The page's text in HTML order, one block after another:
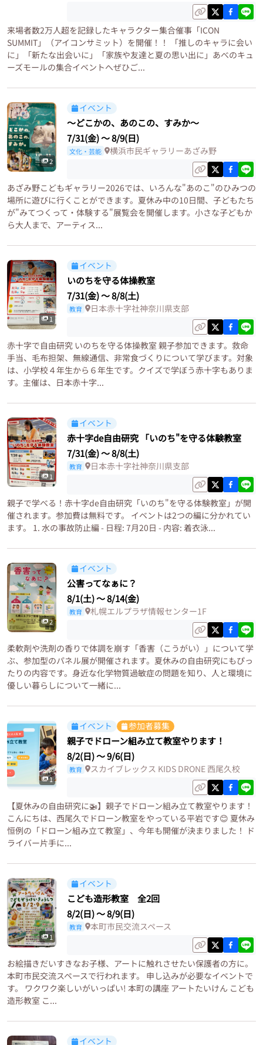
来場者数2万人超を記録したキャラクター集合催事「ICON
SUMMIT」（アイコンサミット）を開催！！ 「推しのキャラに会い
に」「新たな出会いに」「家族や友達と夏の思い出に」あべのキュ
ーズモールの集合イベントへぜひご...
2
イベント
〜どこかの、あのこの、すみか〜
7/31(金)〜8/9(日)
文化・芸能 横浜市民ギャラリーあざみ野
あざみ野こどもギャラリー2026では、いろんな"あのこ"のひみつの
場所に遊びに行くことができます。夏休み中の10日間、子どもたち
が"みてつくって・体験する"展覧会を開催します。小さな子どもか
ら大人まで、アーティス...
1
イベント
いのちを守る体操教室
7/31(金)〜8/8(土)
教育 日本赤十字社神奈川県支部
赤十字で自由研究 いのちを守る体操教室 親子参加できます。救命
手当、毛布担架、無線通信、非常食づくりについて学びます。対象
は、小学校４年生から６年生です。クイズで学ぼう赤十字もありま
す。主催は、日本赤十字...
1
イベント
赤十字de自由研究 「いのち"を守る体験教室
7/31(金)〜8/8(土)
教育 日本赤十字社神奈川県支部
親子で学べる！赤十字de自由研究「いのち"を守る体験教室」が開
催されます。参加費は無料です。 イベントは2つの編に分かれてい
ます。 1. 水の事故防止編 - 日程: 7月20日 - 内容: 着衣泳...
2
イベント
公害ってなぁに？
8/1(土)〜8/14(金)
教育 札幌エルプラザ情報センター1F
柔軟剤や洗剤の香りで体調を崩す「香害（こうがい）」について学
ぶ、参加型のパネル展が開催されます。夏休みの自由研究にもぴっ
たりの内容です。身近な化学物質過敏症の問題を知り、人と環境に
優しい暮らしについて一緒に...
1
イベント 参加者募集
親子でドローン組み立て教室やります！
8/2(日)〜9/6(日)
教育 スカイブレックス KIDS DRONE 西尾久校
【夏休みの自由研究に🚁】親子でドローン組み立て教室やります！
こんにちは、西尾久でドローン教室をやっている平岩です😊 夏休み
恒例の「ドローン組み立て教室」、今年も開催が決まりました！ ド
ライバー片手に...
1
イベント
こども造形教室 全2回
8/2(日)〜8/9(日)
教育 本町市民交流スペース
お絵描きだいすきなお子様、アートに触れさせたい保護者の方に。
本町市民交流スペースで行われます。 申し込みが必要なイベントで
す。 ワクワク楽しいがいっぱい! 本町の講座 アートたいけん こども
造形教室 こ...
イベント